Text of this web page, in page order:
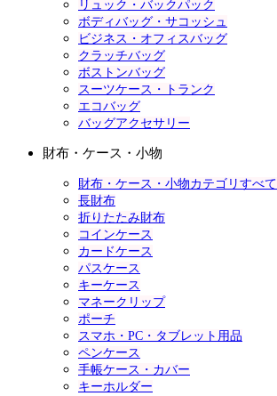
リュック・バックパック
ボディバッグ・サコッシュ
ビジネス・オフィスバッグ
クラッチバッグ
ボストンバッグ
スーツケース・トランク
エコバッグ
バッグアクセサリー
財布・ケース・小物
財布・ケース・小物カテゴリすべて
長財布
折りたたみ財布
コインケース
カードケース
パスケース
キーケース
マネークリップ
ポーチ
スマホ・PC・タブレット用品
ペンケース
手帳ケース・カバー
キーホルダー